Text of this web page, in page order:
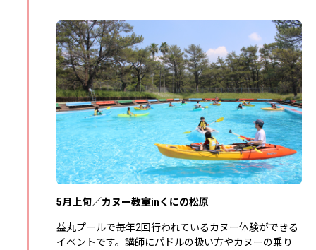
5月上旬／カヌー教室inくにの松原
益丸プールで毎年2回行われているカヌー体験ができる
イベントです。講師にパドルの扱い方やカヌーの乗り